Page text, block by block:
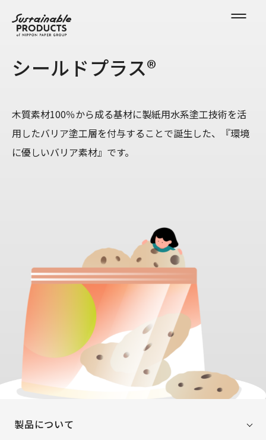
シールドプラス®
木質素材100％から成る基材に製紙用水系塗工技術を活
用したバリア塗工層を付与することで誕生した、『環境
に優しいバリア素材』です。
製品について